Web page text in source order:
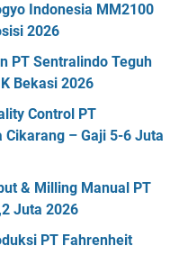
Indonesia MM2100
2026
PT Sentralindo Teguh
Bekasi 2026
Control PT
Cikarang – Gaji 5-6 Juta
& Milling Manual PT
Juta 2026
PT Fahrenheit